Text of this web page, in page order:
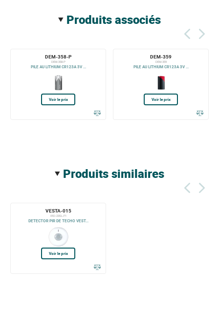
produits associés
DEM-358-P
DEM-358-P
PILE AU LITHIUM CR123A 3V ...
Voir le prix
DEM-359
DEM-359
PILE AU LITHIUM CR123A 3V ...
Voir le prix
produits similaires
VESTA-015
IRD-23SL-F1
DETECTOR PIR DE TECHO VEST...
Voir le prix